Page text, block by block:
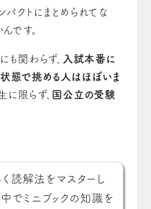
パクトにまとめられてな
です。
も関わらず、
入試本番に
態で挑める人はほぼいま
限らず、 国公立の受験
読解法をマスターし
でミニブックの知識を